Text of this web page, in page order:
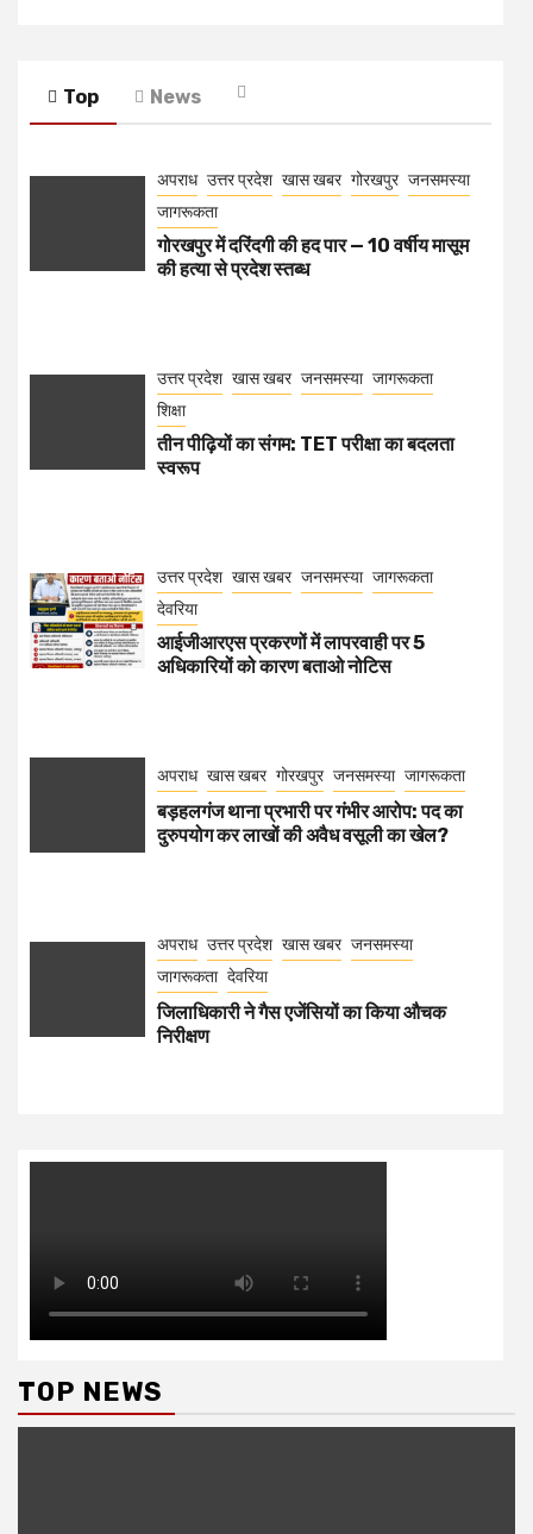
Top News
अपराध उत्तर प्रदेश खास खबर गोरखपुर जनसमस्या
जागरूकता
गोरखपुर में दरिंदगी की हद पार — 10 वर्षीय मासूम
की हत्या से प्रदेश स्तब्ध
उत्तर प्रदेश खास खबर जनसमस्या जागरूकता
शिक्षा
तीन पीढ़ियों का संगम: TET परीक्षा का बदलता
स्वरूप
उत्तर प्रदेश खास खबर जनसमस्या जागरूकता
देवरिया
आईजीआरएस प्रकरणों में लापरवाही पर 5
अधिकारियों को कारण बताओ नोटिस
अपराध खास खबर गोरखपुर जनसमस्या जागरूकता
बड़हलगंज थाना प्रभारी पर गंभीर आरोप: पद का
दुरुपयोग कर लाखों की अवैध वसूली का खेल?
अपराध उत्तर प्रदेश खास खबर जनसमस्या
जागरूकता देवरिया
जिलाधिकारी ने गैस एजेंसियों का किया औचक
निरीक्षण
TOP NEWS